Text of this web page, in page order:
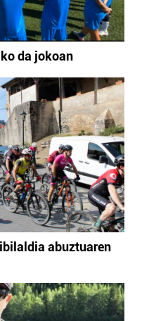
da jokoan
abuztuaren